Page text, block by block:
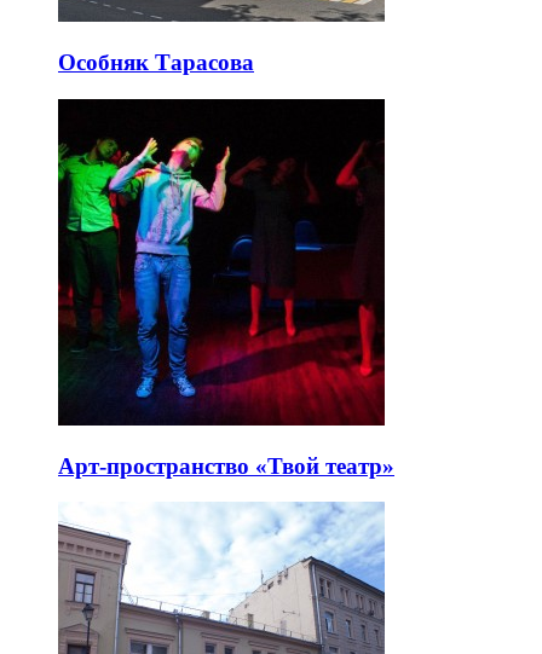
Особняк Тарасова
Арт-пространство «Твой театр»